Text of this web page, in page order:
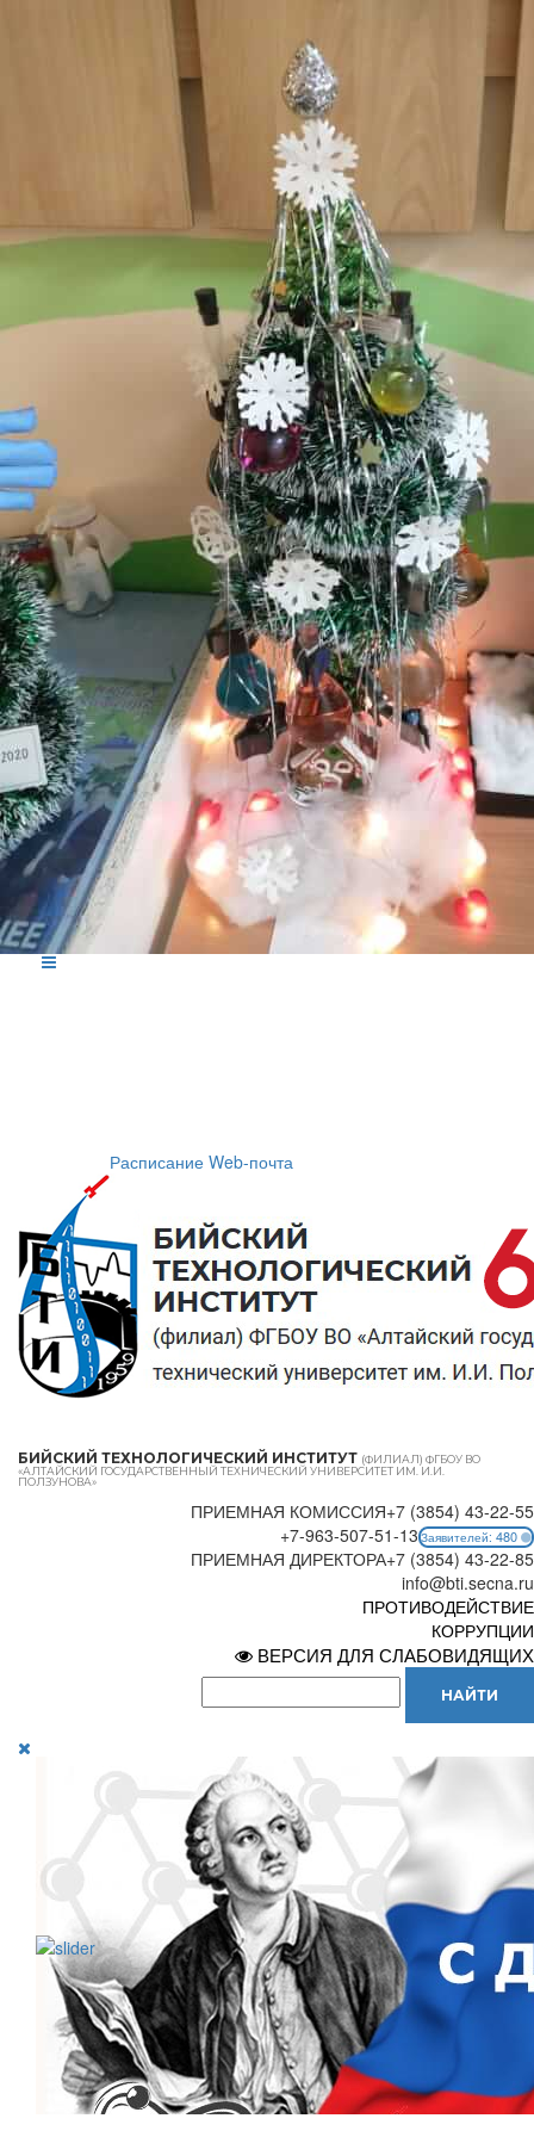
Расписание Web-почта
БИЙСКИЙ ТЕХНОЛОГИЧЕСКИЙ ИНСТИТУТ (ФИЛИАЛ) ФГБОУ ВО
«АЛТАЙСКИЙ ГОСУДАРСТВЕННЫЙ ТЕХНИЧЕСКИЙ УНИВЕРСИТЕТ ИМ. И.И.
ПОЛЗУНОВА»
ПРИЕМНАЯ КОМИССИЯ+7 (3854) 43-22-55
+7-963-507-51-13 Заявителей: 480
ПРИЕМНАЯ ДИРЕКТОРА+7 (3854) 43-22-85
info@bti.secna.ru
ПРОТИВОДЕЙСТВИЕ
КОРРУПЦИИ
ВЕРСИЯ ДЛЯ СЛАБОВИДЯЩИХ